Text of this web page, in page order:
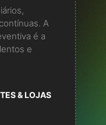
A
é a
e
& LOJAS